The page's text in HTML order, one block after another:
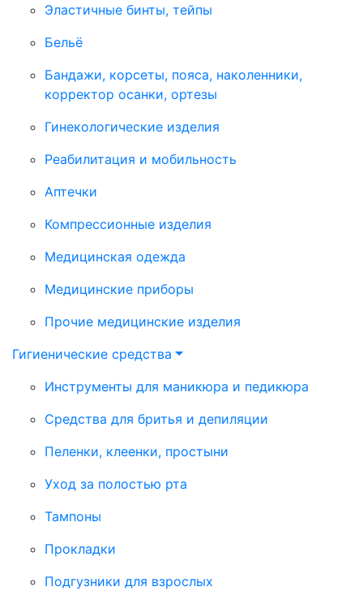
Эластичные бинты, тейпы
Бельё
Бандажи, корсеты, пояса, наколенники,
корректор осанки, ортезы
Гинекологические изделия
Реабилитация и мобильность
Аптечки
Компрессионные изделия
Медицинская одежда
Медицинские приборы
Прочие медицинские изделия
Гигиенические средства
Инструменты для маникюра и педикюра
Средства для бритья и депиляции
Пеленки, клеенки, простыни
Уход за полостью рта
Тампоны
Прокладки
Подгузники для взрослых